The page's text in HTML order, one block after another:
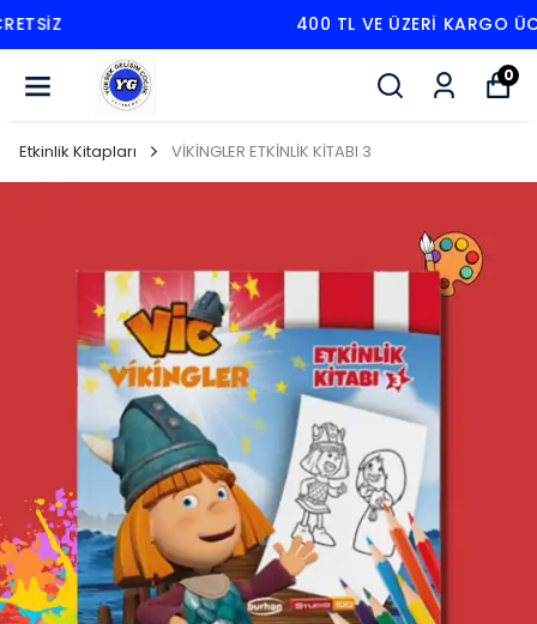
400 TL VE ÜZERI KARGO ÜCRETSIZ
0
Etkinlik Kitapları VİKİNGLER ETKİNLİK KİTABI 3